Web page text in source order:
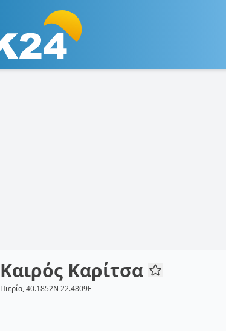
Καιρός Καρίτσα
Πιερία, 40.1852N 22.4809E